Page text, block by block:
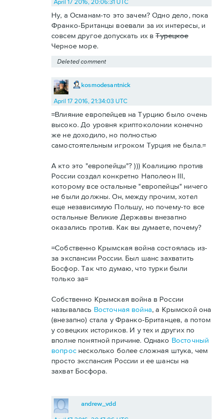
April 17 2016, 20:06:31 UTC
Ну, а Османам-то это зачем? Одно дело, пока
Франко-Британцы воевали за их интересы, и
совсем другое допускать их вТурецкое
Черное море.
Deleted comment
kosmodesantnick
April 17 2016, 21:34:03 UTC
=Влияние европейцев на Турцию было очень
высоко. До уровня криптоколонии конечно
же не доходило, но полностью
самостоятельным игроком Турция не была.=
А кто это "европейцы"? ))) Коалицию против
России создал конкретно Наполеон III,
которому все остальные "европейцы" ничего
не были должны. Он, между прочим, хотел
еще независимую Польшу, но почему-то все
остальные Великие Державы внезапно
оказались против. Как вы думаете, почему?
=Собственно Крымская война состоялась из-
за экспансии России. Был шанс захватить
Босфор. Так что думаю, что турки были
только за=
Собственно Крымская война в России
называлась Восточная война, а Крымской она
(внезапно) стала у Франко-Британцев, а потом
у совецких историков. И у тех и других по
вполне понятной причине. Однако Восточный
вопроснесколько более сложная штука, чем
просто экспансия России и ее шансы на
захват Босфора.
andrew_vdd